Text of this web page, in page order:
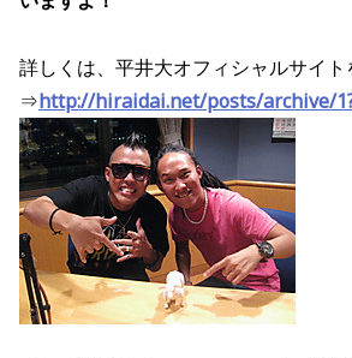
詳しくは、平井大オフィシャルサイト
⇒http://hiraidai.net/posts/archive/